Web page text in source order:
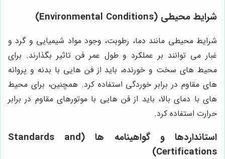
شرایط محیطی (Environmental Conditions)
شرایط محیطی مانند دما، رطوبت، وجود مواد شیمیایی و گرد و
غبار می توانند بر عملکرد و طول عمر فن تاثیر بگذارند. برای
محیط های سخت و خورنده، باید از فن هایی با بدنه و پروانه
های مقاوم در برابر خوردگی استفاده کرد. همچنین، برای محیط
های با دمای بالا، باید از فن هایی با موتورهای مقاوم در برابر
حرارت استفاده کرد.
استانداردها و گواهینامه ها (Standards and
Certifications)